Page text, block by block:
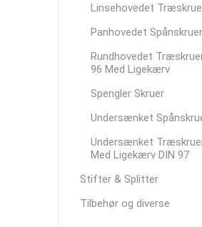
Linsehovedet
Panhovedet Spånskruer
Rundhovedet
96 Med Ligekærv
Spengler Skruer
Undersænket
Undersænket
Med Ligekærv DIN 97
Stifter & Splitter
Tilbehør og diverse